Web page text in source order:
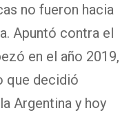
no fueron hacia
Apuntó contra el
en el año 2019,
que decidió
Argentina y hoy